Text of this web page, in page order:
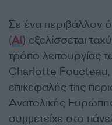
Σε ένα περιβάλλον
(ΑΙ) εξελίσσεται
τρόπο λειτουργίας
Charlotte Foucteau,
επικεφαλής της
Ανατολικής
συμμετείχε στο